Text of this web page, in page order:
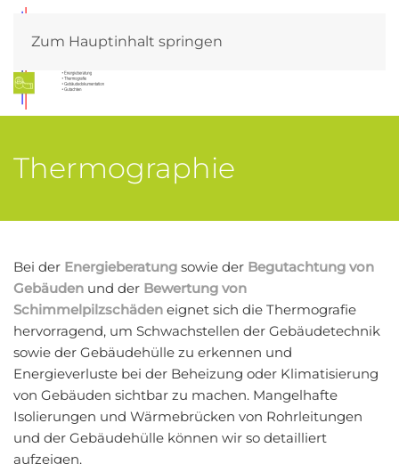
Zum Hauptinhalt springen
Thermographie
Bei der Energieberatung sowie der Begutachtung von
Gebäuden und der Bewertung von
Schimmelpilzschäden eignet sich die Thermografie
hervorragend, um Schwachstellen der Gebäudetechnik
sowie der Gebäudehülle zu erkennen und
Energieverluste bei der Beheizung oder Klimatisierung
von Gebäuden sichtbar zu machen. Mangelhafte
Isolierungen und Wärmebrücken von Rohrleitungen
und der Gebäudehülle können wir so detailliert
aufzeigen.